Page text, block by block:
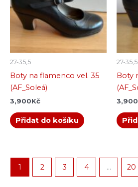
27-35,5
Boty na flamenco vel. 35
(AF_Soleá)
3,900Kč
Přidat do košíku
27-35,5
Boty
3,900
1 2 3 4 … 20